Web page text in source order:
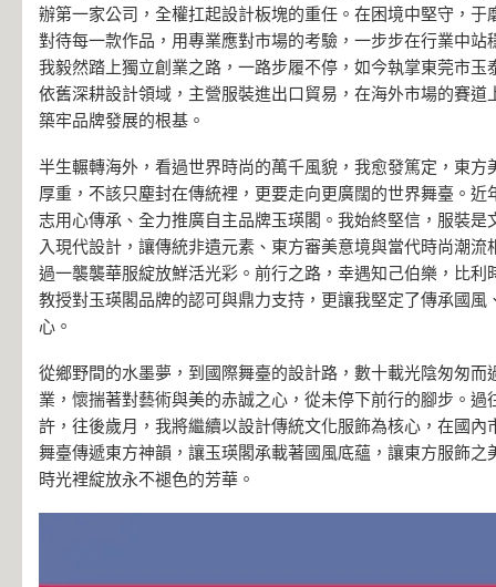
辦第一家公司，全權扛起設計板塊的重任。在困境中堅守，于
對待每一款作品，用專業應對市場的考驗，一步步在行業中站
我毅然踏上獨立創業之路，一路步履不停，如今執掌東莞市玉
依舊深耕設計領域，主營服裝進出口貿易，在海外市場的賽道
築牢品牌發展的根基。
半生輾轉海外，看過世界時尚的萬千風貌，我愈發篤定，東方
厚重，不該只塵封在傳統裡，更要走向更廣闊的世界舞臺。近
志用心傳承、全力推廣自主品牌玉瑛閣。我始終堅信，服裝是
入現代設計，讓傳統非遺元素、東方審美意境與當代時尚潮流
過一襲襲華服綻放鮮活光彩。前行之路，幸遇知己伯樂，比利
教授對玉瑛閣品牌的認可與鼎力支持，更讓我堅定了傳承國風
心。
從鄉野間的水墨夢，到國際舞臺的設計路，數十載光陰匆匆而
業，懷揣著對藝術與美的赤誠之心，從未停下前行的腳步。過
許，往後歲月，我將繼續以設計傳統文化服飾為核心，在國內
舞臺傳遞東方神韻，讓玉瑛閣承載著國風底蘊，讓東方服飾之
時光裡綻放永不褪色的芳華。